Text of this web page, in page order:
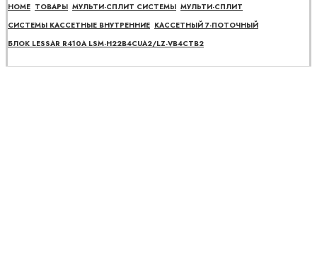
HOME ТОВАРЫ МУЛЬТИ-СПЛИТ СИСТЕМЫ МУЛЬТИ-СПЛИТ
СИСТЕМЫ КАССЕТНЫЕ ВНУТРЕННИЕ КАССЕТНЫЙ 7-ПОТОЧНЫЙ
БЛОК LESSAR R410A LSM-H22B4CUA2/LZ-VB4CТВ2